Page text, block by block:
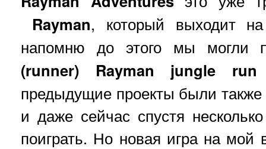
Rayman, который выходит
напомню до этого мы могли
(runner) Rayman jungle run
предыдущие проекты были
и даже сейчас спустя
поиграть. Но новая игра на мой